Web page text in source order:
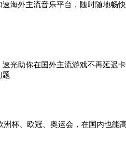
海外主流音乐平台，随时随地畅快
光助你在国外主流游戏不再延迟卡
题
洲杯、欧冠、奥运会，在国内也能